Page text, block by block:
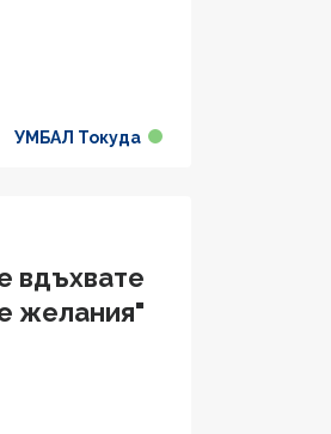
УМБАЛ Токуда
вдъхвате
желания"